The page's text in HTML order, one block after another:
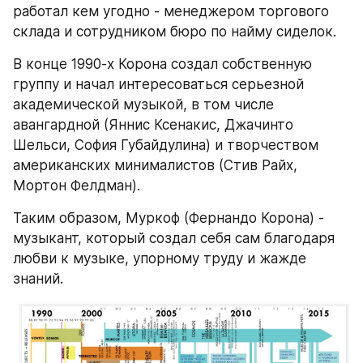
работал кем угодно - менеджером торгового
склада и сотрудником бюро по найму сиделок.
В конце 1990-х Корона создал собственную
группу и начал интересоваться серьезной
академической музыкой, в том числе
авангардной (Яннис Ксенакис, Джачинто
Шельси, София Губайдулина) и творчеством
американских минималистов (Стив Райх,
Мортон Фелдман).
Таким образом, Муркоф (Фернандо Корона) -
музыкант, который создал себя сам благодаря
любви к музыке, упорному труду и жажде
знаний.